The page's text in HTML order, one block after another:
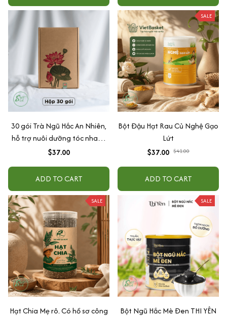
30 gói Trà Ngũ Hắc An Nhiên,
hỗ trợ nuôi dưỡng tóc nhanh
khoẻ, đen tóc, tóc rụng
lạnh
$37.00
ADD TO CART
SALE
Bột Đậu Hạt Rau Củ Nghệ Gạo
Lứt
$37.00 $41.00
ADD TO CART
SALE
Hạt Chia Mẹ rô. Có hồ sơ công
SALE
Bột Ngũ Hắc Mè Đen THI YÊN